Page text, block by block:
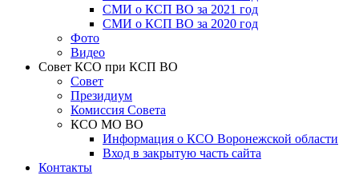
СМИ о КСП ВО за 2021 год
СМИ о КСП ВО за 2020 год
Фото
Видео
Совет КСО при КСП ВО
Совет
Президиум
Комиссия Совета
КСО МО ВО
Информация о КСО Воронежской области
Вход в закрытую часть сайта
Контакты